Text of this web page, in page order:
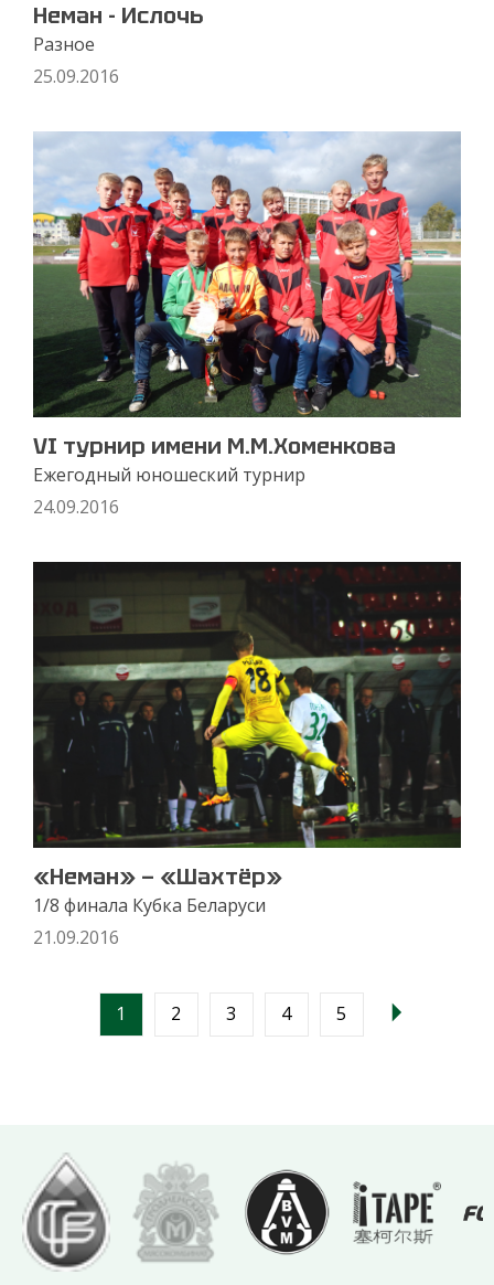
Неман - Ислочь
Разное
25.09.2016
VI турнир имени М.М.Хоменкова
Ежегодный юношеский турнир
24.09.2016
«Неман» — «Шахтёр»
1/8 финала Кубка Беларуси
21.09.2016
1 2 3 4 5